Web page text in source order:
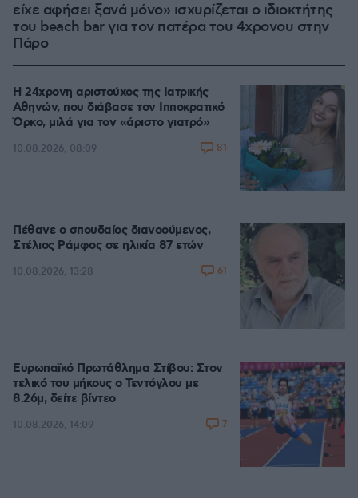
είχε αφήσει ξανά μόνο» ισχυρίζεται ο ιδιοκτήτης
του beach bar για τον πατέρα του 4χρονου στην
Πάρο
Η 24χρονη αριστούχος της Ιατρικής
Αθηνών, που διάβασε τον Ιπποκρατικό
Όρκο, μιλά για τον «άριστο γιατρό»
10.08.2026, 08:09 81
Πέθανε ο σπουδαίος διανοούμενος,
Στέλιος Ράμφος σε ηλικία 87 ετών
10.08.2026, 13:28 61
Ευρωπαϊκό Πρωτάθλημα Στίβου: Στον
τελικό του μήκους ο Τεντόγλου με
8.26μ, δείτε βίντεο
10.08.2026, 14:09 7